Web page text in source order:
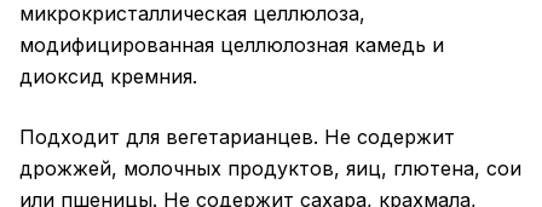
микрокристаллическая целлюлоза,
модифицированная целлюлозная камедь и
диоксид кремния.
Подходит для вегетарианцев. Не содержит
дрожжей, молочных продуктов, яиц, глютена, сои
или пшеницы. Не содержит сахара, крахмала,